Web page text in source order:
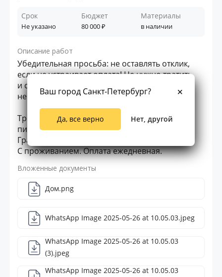
Срок
Не указано
Бюджет
80 000
Материалы
в наличии
Описание работ
Убедительная просьба: не оставлять отклик,
если не устраивает оплата! Не нужно тратить
и своё и моё время и ваши условия нам
не интересны!
Требования к кандидату: копать, носить,
пилить.
График 6/1
С проживанием. Оплата ежедневная.
Вложенные документы
Дом.png
WhatsApp Image 2025-05-26 at 10.05.03.jpeg
WhatsApp Image 2025-05-26 at 10.05.03
(3).jpeg
WhatsApp Image 2025-05-26 at 10.05.03
Ваш город Санкт-Петербург?
Да, все верно Нет, другой